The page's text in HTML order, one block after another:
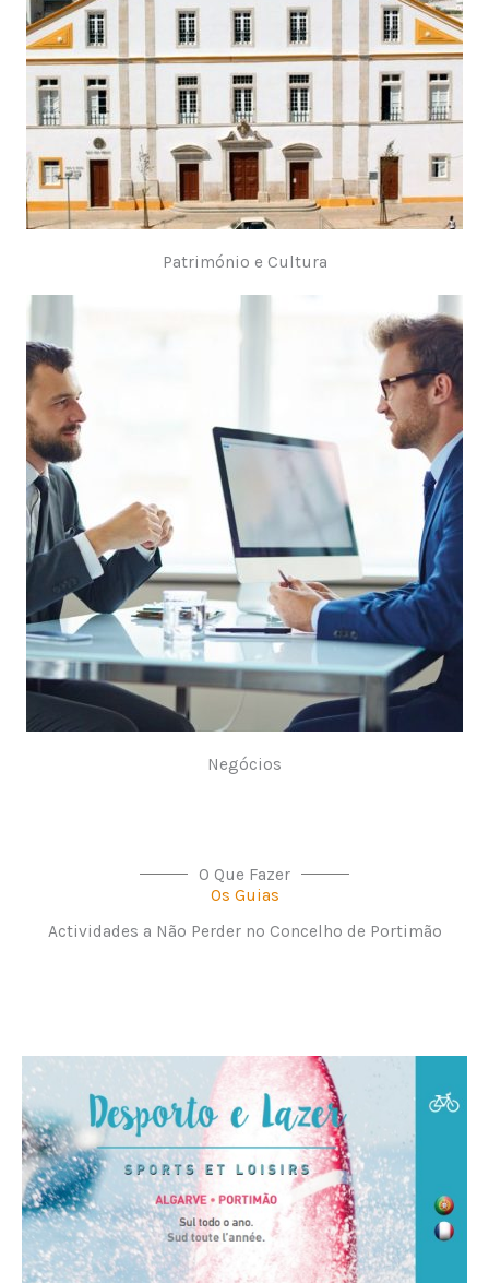
Património e Cultura
Negócios
O Que Fazer
Os Guias
Actividades a Não Perder no Concelho de Portimão